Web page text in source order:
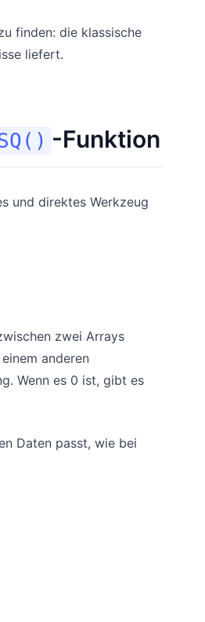
finden: die klassische
liefert.
-Funktion
und direktes Werkzeug
zwei Arrays
anderen
Wenn es 0 ist, gibt es
Daten passt, wie bei